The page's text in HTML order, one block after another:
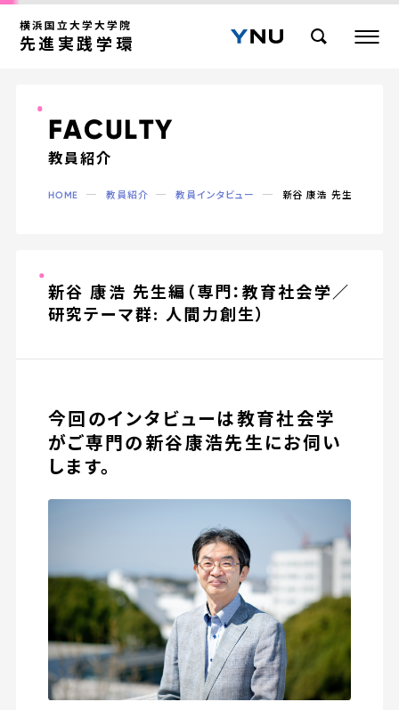
横浜国立大学大学院
先進実践学環
FACULTY
教員紹介
HOME 教員紹介 教員インタビュー 新谷 康浩 先生編（専門
新谷 康浩 先生編（専門：教育社会学／
研究テーマ群: 人間力創生）
今回のインタビューは教育社会学
がご専門の新谷康浩先生にお伺い
します。